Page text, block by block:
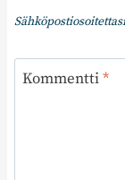
Kommentti*